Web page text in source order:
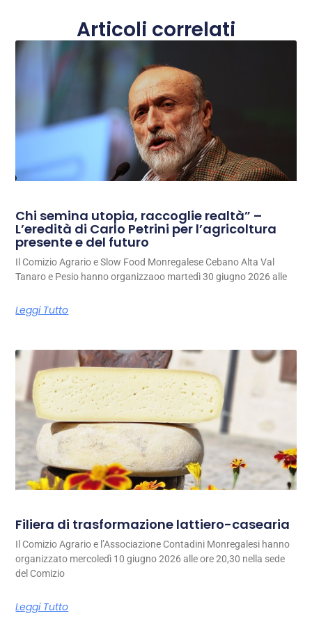
Articoli correlati
Chi semina utopia, raccoglie realtà” –
L’eredità di Carlo Petrini per l’agricoltura
presente e del futuro
Il Comizio Agrario e Slow Food Monregalese Cebano Alta Val
Tanaro e Pesio hanno organizzaoo martedì 30 giugno 2026 alle
Leggi Tutto
Filiera di trasformazione lattiero-casearia
Il Comizio Agrario e l’Associazione Contadini Monregalesi hanno
organizzato mercoledì 10 giugno 2026 alle ore 20,30 nella sede
del Comizio
Leggi Tutto